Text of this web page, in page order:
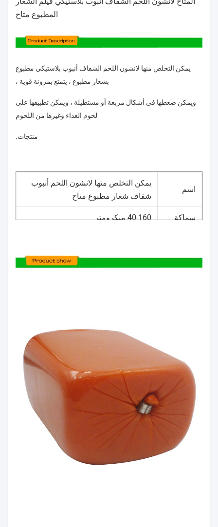
المطبوع متاح
يمكن التخلص منها لانشون اللحم الشفاف أنبوب بلاستيكي مطبوع
بشعار مطبوع ، يتمتع بمرونة قوية ،
ويمكن ضغطها في أشكال مربعة أو مستطيلة ، ويمكن تطبيقها على
لحوم الغداء وغيرها من اللحوم
منتجات.
اسم
يمكن التخلص منها لانشون اللحم أنبوب
شفاف شعار مطبوع متاح
سماكة 40-160 ميكرومتر